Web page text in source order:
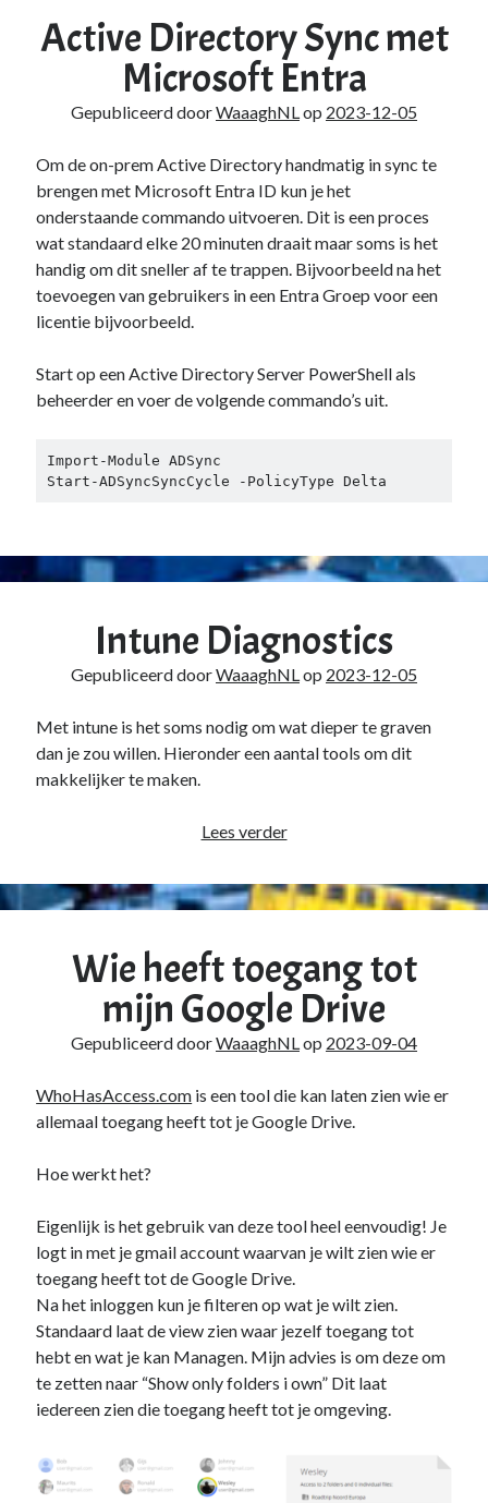
Active Directory Sync met
Microsoft Entra
Gepubliceerd doorWaaaghNLop 2023-12-05
Om de on-prem Active Directory handmatig in sync te
brengen met Microsoft Entra ID kun je het
onderstaande commando uitvoeren. Dit is een proces
wat standaard elke 20 minuten draait maar soms is het
handig om dit sneller af te trappen. Bijvoorbeeld na het
toevoegen van gebruikers in een Entra Groep voor een
licentie bijvoorbeeld.
Start op een Active Directory Server PowerShell als
beheerder en voer de volgende commando’s uit.
Import-Module ADSync
Start-ADSyncSyncCycle -PolicyType Delta
Intune Diagnostics
Gepubliceerd doorWaaaghNL op 2023-12-05
Met intune is het soms nodig om wat dieper te graven
dan je zou willen. Hieronder een aantal tools om dit
makkelijker te maken.
Lees verderIntune
Wie heeft toegang tot
mijn Google Drive
Gepubliceerd doorWaaaghNL op 2023-09-04
WhoHasAccess.com is een tool die kan laten zien wie er
allemaal toegang heeft tot je Google Drive.
Hoe werkt het?
Eigenlijk is het gebruik van deze tool heel eenvoudig! Je
logt in met je gmail account waarvan je wilt zien wie er
toegang heeft tot de Google Drive.
Na het inloggen kun je filteren op wat je wilt zien.
Standaard laat de view zien waar jezelf toegang tot
hebt en wat je kan Managen. Mijn advies is om deze om
te zetten naar “Show only folders i own” Dit laat
iedereen zien die toegang heeft tot je omgeving.